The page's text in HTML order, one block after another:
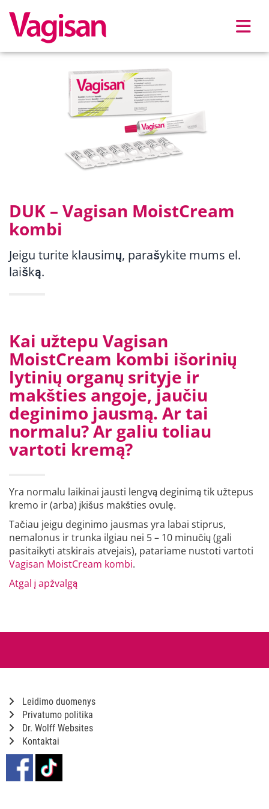
DUK – Vagisan MoistCream
kombi
Jeigu turite klausimų, parašykite mums el.
laišką.
Kai užtepu Vagisan
MoistCream kombi išorinių
lytinių organų srityje ir
makšties angoje, jaučiu
deginimo jausmą. Ar tai
normalu? Ar galiu toliau
vartoti kremą?
Yra normalu laikinai jausti lengvą deginimą tik užtepus
kremo ir (arba) įkišus makšties ovulę.
Tačiau jeigu deginimo jausmas yra labai stiprus,
nemalonus ir trunka ilgiau nei 5 – 10 minučių (gali
pasitaikyti atskirais atvejais), patariame nustoti vartoti
Vagisan MoistCream kombi.
Atgal į apžvalgą
Leidimo duomenys
Privatumo politika
Dr. Wolff Websites
Kontaktai